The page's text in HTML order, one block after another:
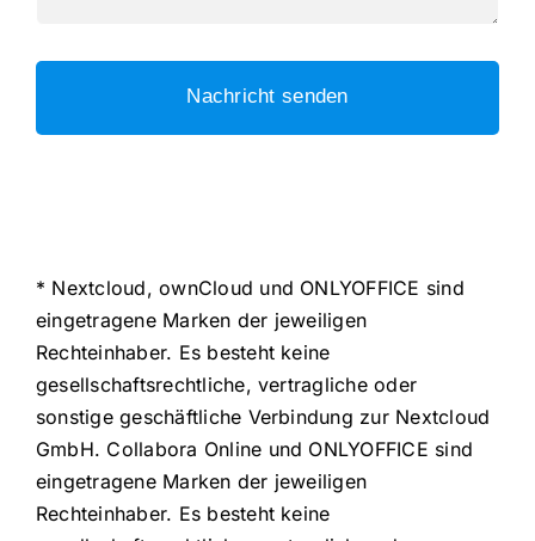
Nachricht senden
* Nextcloud, ownCloud und ONLYOFFICE sind
eingetragene Marken der jeweiligen
Rechteinhaber. Es besteht keine
gesellschaftsrechtliche, vertragliche oder
sonstige geschäftliche Verbindung zur Nextcloud
GmbH. Collabora Online und ONLYOFFICE sind
eingetragene Marken der jeweiligen
Rechteinhaber. Es besteht keine